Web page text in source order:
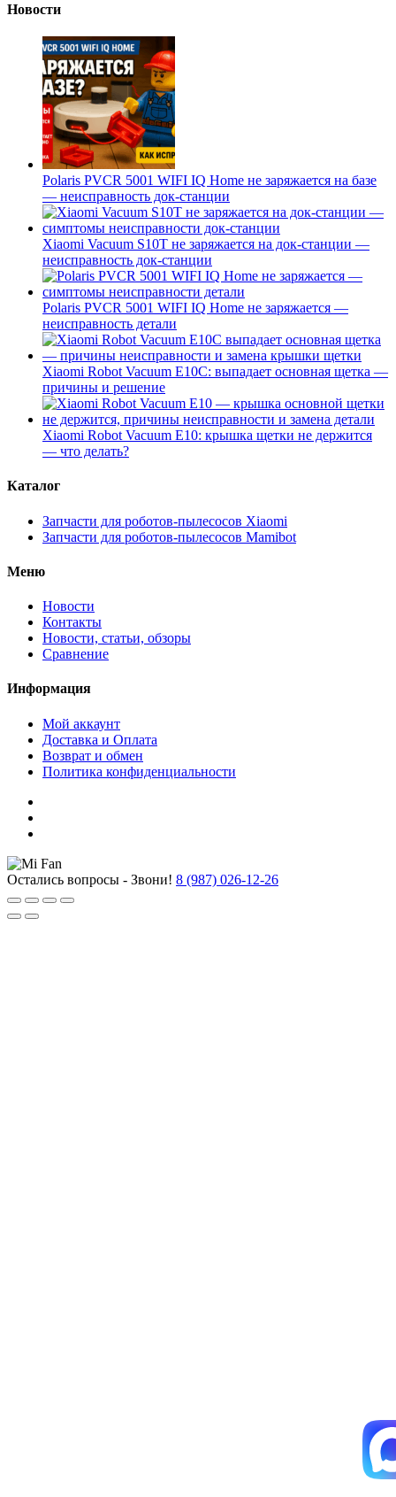
Новости
Polaris PVCR 5001 WIFI IQ Home не заряжается на базе
— неисправность док-станции
Xiaomi Vacuum S10T не заряжается на док-станции —
неисправность док-станции
Polaris PVCR 5001 WIFI IQ Home не заряжается —
неисправность детали
Xiaomi Robot Vacuum E10C: выпадает основная щетка —
причины и решение
Xiaomi Robot Vacuum E10: крышка щетки не держится
— что делать?
Каталог
Запчасти для роботов-пылесосов Xiaomi
Запчасти для роботов-пылесосов Mamibot
Меню
Новости
Контакты
Новости, статьи, обзоры
Сравнение
Информация
Мой аккаунт
Доставка и Оплата
Возврат и обмен
Политика конфиденциальности
Остались вопросы - Звони! 8 (987) 026-12-26